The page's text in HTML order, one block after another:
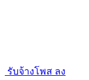
รับจ้างโพส ลง